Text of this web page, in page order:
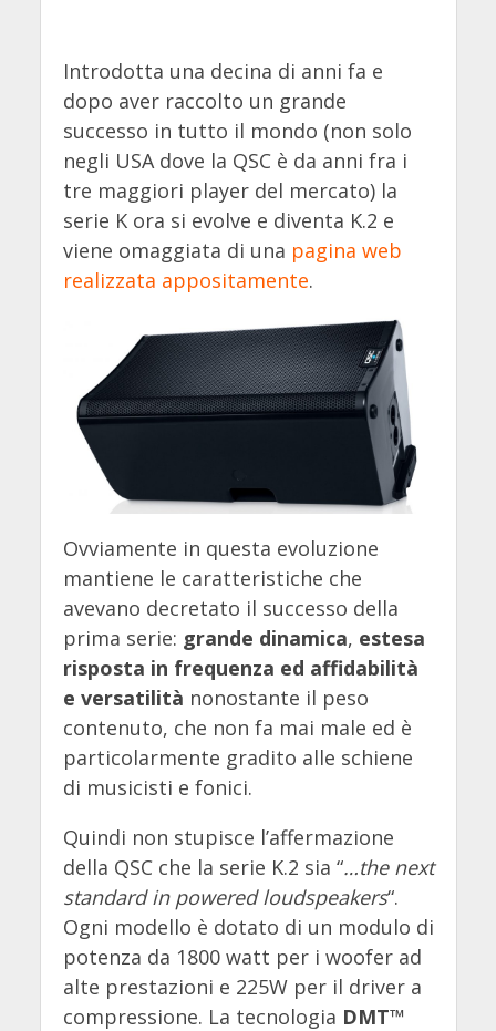
Introdotta una decina di anni fa e
dopo aver raccolto un grande
successo in tutto il mondo (non solo
negli USA dove la QSC è da anni fra i
tre maggiori player del mercato) la
serie K ora si evolve e diventa K.2 e
viene omaggiata di una pagina web
realizzata appositamente.
Ovviamente in questa evoluzione
mantiene le caratteristiche che
avevano decretato il successo della
prima serie: grande dinamica, estesa
risposta in frequenza ed affidabilità
e versatilità nonostante il peso
contenuto, che non fa mai male ed è
particolarmente gradito alle schiene
di musicisti e fonici.
Quindi non stupisce l’affermazione
della QSC che la serie K.2 sia “…the next
standard in powered loudspeakers“.
Ogni modello è dotato di un modulo di
potenza da 1800 watt per i woofer ad
alte prestazioni e 225W per il driver a
compressione. La tecnologia DMT™